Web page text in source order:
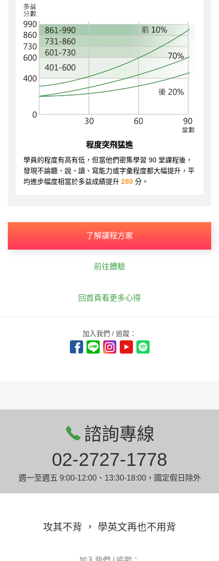
程度突飛猛進
學員的程度有高有低，但當他們密集學習 90 堂課程後，
發現不論聽、說、讀、寫能力或字彙程度都大幅提升，平
均進步幅度相當於多益成績提升 280 分。
了解課程方案
前往體驗
回首頁看更多心得
加入我們 / 追蹤：
諮詢專線
02-2727-1778
週一至週五 9:00-12:00、13:30-18:00，國定假日除外
攻其不背 ， 學英文再也不用背